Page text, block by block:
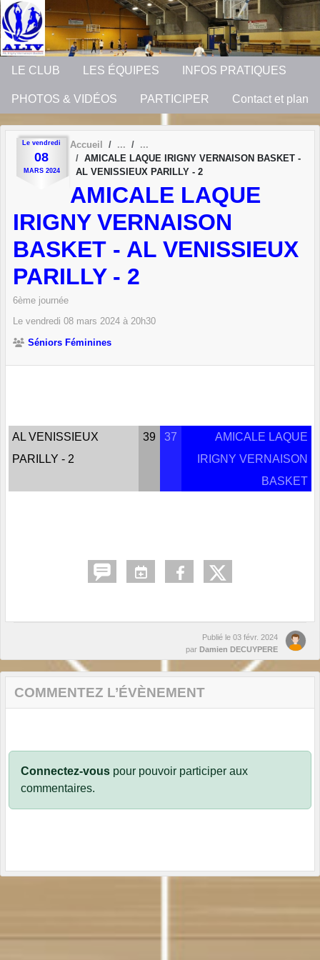
LE CLUB LES ÉQUIPES INFOS PRATIQUES
PHOTOS & VIDÉOS PARTICIPER Contact et plan
Le vendredi
08
MARS 2024
Accueil
AMICALE LAQUE IRIGNY VERNAISON BASKET -
AL VENISSIEUX PARILLY - 2
AMICALE LAQUE
IRIGNY VERNAISON
BASKET - AL VENISSIEUX
PARILLY - 2
6ème journée
Le vendredi 08 mars 2024 à 20h30
Séniors Féminines
AL VENISSIEUX
PARILLY - 2
39 37
AMICALE LAQUE
IRIGNY VERNAISON
BASKET
Publié le 03 févr. 2024
par Damien DECUYPERE
COMMENTEZ L’ÉVÈNEMENT
Connectez-vous pour pouvoir participer aux
commentaires.
Panneau de gestion des cookies